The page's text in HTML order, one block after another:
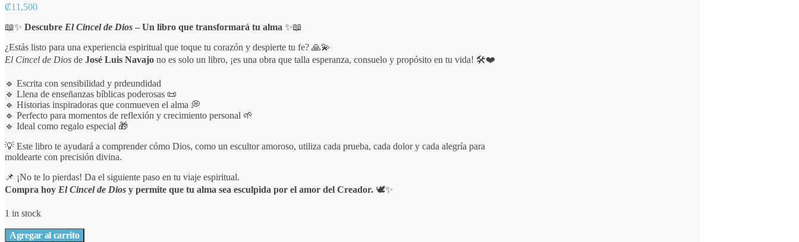
₡11,500
📖✨ Descubre El Cincel de Dios – Un libro que transformará tu alma ✨📖
¿Estás listo para una experiencia espiritual que toque tu corazón y despierte tu fe? 🙏💫
El Cincel de Dios de José Luis Navajo no es solo un libro, ¡es una obra que talla esperanza, consuelo y propósito en tu vida! 🛠️❤️
🔹 Escrita con sensibilidad y prdeundidad
🔹 Llena de enseñanzas bíblicas poderosas 📜
🔹 Historias inspiradoras que conmueven el alma 💭
🔹 Perfecto para momentos de reflexión y crecimiento personal 🌱
🔹 Ideal como regalo especial 🎁
💡 Este libro te ayudará a comprender cómo Dios, como un escultor amoroso, utiliza cada prueba, cada dolor y cada alegría para
moldearte con precisión divina.
📌 ¡No te lo pierdas! Da el siguiente paso en tu viaje espiritual.
Compra hoy El Cincel de Dios y permite que tu alma sea esculpida por el amor del Creador. 🕊️✨
1 in stock
Libro
Agregar al carrito